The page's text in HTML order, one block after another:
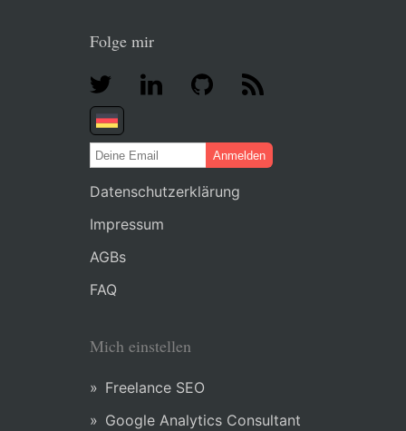
Folge mir
Anmelden
Datenschutzerklärung
Impressum
AGBs
FAQ
Mich einstellen
Freelance SEO
Google Analytics Consultant